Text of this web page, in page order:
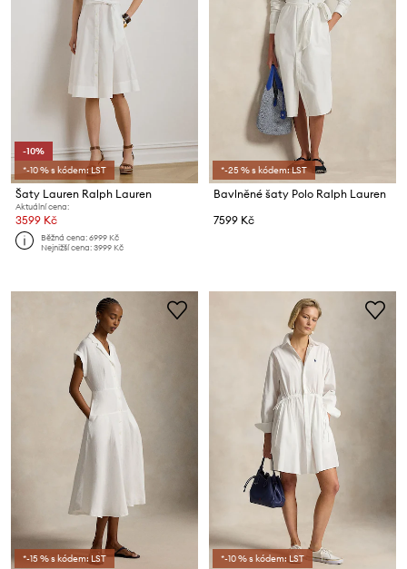
-10%
*-10 % s kódem: LST
Šaty Lauren Ralph Lauren
Aktuální cena:
3599 Kč
Běžná cena:6999 Kč
Nejnižší cena:3999 Kč
*-25 % s kódem: LST
Bavlněné šaty Polo Ralph Lauren
7599 Kč
*-15 % s kódem: LST *-10 % s kódem: LST